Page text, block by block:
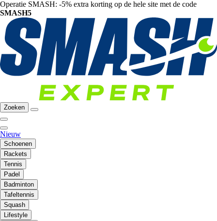
Operatie SMASH: -5% extra korting op de hele site met de code
SMASH5
Zoeken
Nieuw
Schoenen
Rackets
Tennis
Padel
Badminton
Tafeltennis
Squash
Lifestyle